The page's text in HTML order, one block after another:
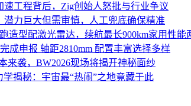
工程背后，Zig创始人怒批与行业争议
力巨大但需审慎，人工兜底确保精准
造型配激光雷达，续航最长900km家用性能
成申报 轴距2810mm 配置丰富选择多样
来袭，BW2026现场将揭开神秘面纱
揭秘：宇宙最“热闹”之地竟藏于此